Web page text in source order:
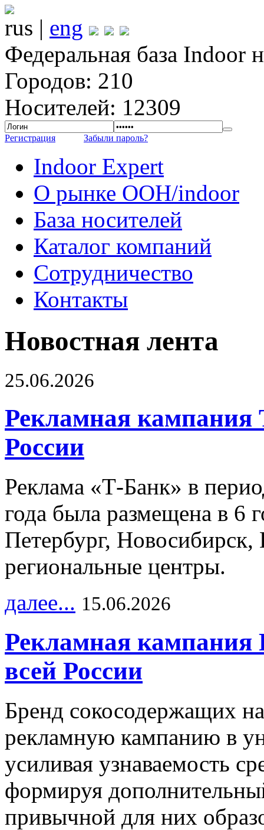
rus | eng
Федеральная база Indoor
Городов: 210
Носителей: 12309
Регистрация Забыли пароль?
Indoor Expert
О рынке OOH/indoor
База носителей
Каталог компаний
Сотрудничество
Контакты
Новостная лента
25.06.2026
Рекламная кампания
России
Реклама «Т-Банк» в
года была размещена в 6
Петербург,
региональные центры.
далее... 15.06.2026
Рекламная
всей России
Бренд сокосодержащих
рекламную кампанию в
усиливая узнаваемость
формируя
привычной для них